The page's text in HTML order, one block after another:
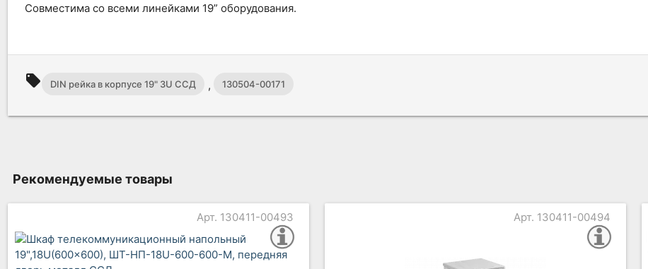
Совместима со всеми линейками 19” оборудования.
local_offer DIN рейка в корпусе 19" 3U ССД , 130504-00171
Рекомендуемые товары
Арт. 130411-00493 Арт. 130411-00494